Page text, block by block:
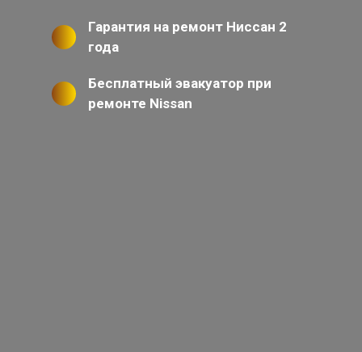
Гарантия на ремонт Ниссан 2
года
Бесплатный эвакуатор при
ремонте Nissan